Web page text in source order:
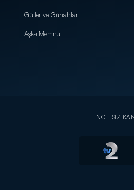
Güller ve Günahlar
Aşk-ı Memnu
ENGELSİZ